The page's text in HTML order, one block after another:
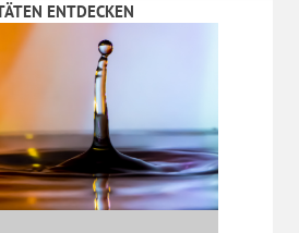
ENTDECKEN